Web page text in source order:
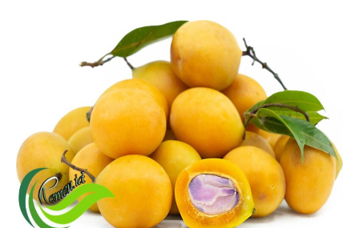
c
e
b
o
o
k
a
t
s
A
p
p
e
g
r
a
m
d
In